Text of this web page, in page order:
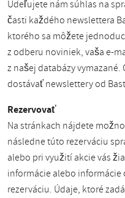
Udeľujete nám súhlas na
časti každého newslettera
ktorého sa môžete
z odberu noviniek, vaša e-
z našej databázy
dostávať newslettery od
Rezervovať
Na stránkach nájdete
následne túto rezerváciu
alebo pri využití akcie vás
informácie alebo
rezerváciu. Údaje, ktoré